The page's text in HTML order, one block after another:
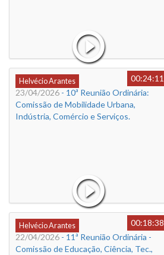
Helvécio Arantes
00:24:11
23/04/2026 - 10ª Reunião Ordinária:
Comissão de Mobilidade Urbana,
Indústria, Comércio e Serviços.
Helvécio Arantes
00:18:38
22/04/2026 - 11ª Reunião Ordinária -
Comissão de Educação, Ciência, Tec.,